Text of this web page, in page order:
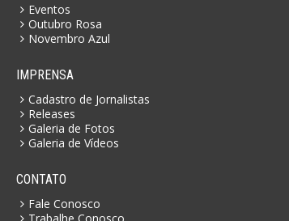
Eventos
Outubro Rosa
Novembro Azul
IMPRENSA
Cadastro de Jornalistas
Releases
Galeria de Fotos
Galeria de Vídeos
CONTATO
Fale Conosco